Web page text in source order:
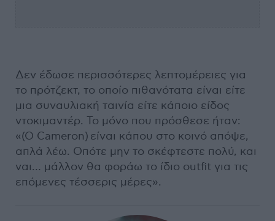
Δεν έδωσε περισσότερες λεπτομέρειες για
το πρότζεκτ, το οποίο πιθανότατα είναι είτε
μια συναυλιακή ταινία είτε κάποιο είδος
ντοκιμαντέρ. Το μόνο που πρόσθεσε ήταν:
«(Ο Cameron) είναι κάπου στο κοινό απόψε,
απλά λέω. Οπότε μην το σκέφτεστε πολύ, και
ναι… μάλλον θα φοράω το ίδιο outfit για τις
επόμενες τέσσερις μέρες».